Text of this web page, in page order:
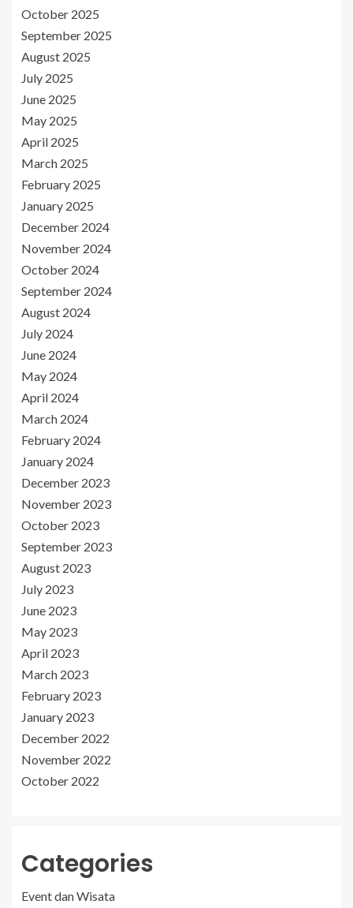
October 2025
September 2025
August 2025
July 2025
June 2025
May 2025
April 2025
March 2025
February 2025
January 2025
December 2024
November 2024
October 2024
September 2024
August 2024
July 2024
June 2024
May 2024
April 2024
March 2024
February 2024
January 2024
December 2023
November 2023
October 2023
September 2023
August 2023
July 2023
June 2023
May 2023
April 2023
March 2023
February 2023
January 2023
December 2022
November 2022
October 2022
Categories
Event dan Wisata